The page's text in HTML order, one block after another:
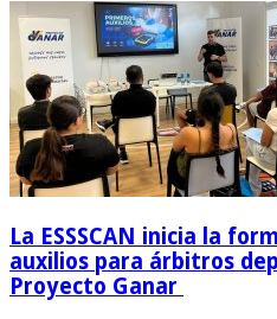
La ESSSCAN inicia la
auxilios para árbitros
Proyecto Ganar